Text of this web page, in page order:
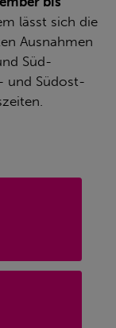
lässt sich die
Ausnahmen
Süd-
und Südost-